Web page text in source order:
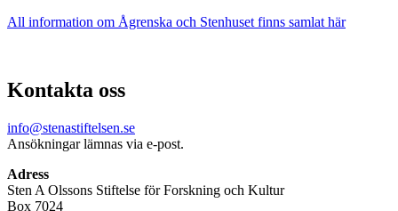
All information om Ågrenska och Stenhuset finns samlat här
Kontakta oss
info@stenastiftelsen.se
Ansökningar lämnas via e-post.
Adress
Sten A Olssons Stiftelse för Forskning och Kultur
Box 7024